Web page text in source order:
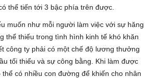
thể tiến tới 3 bậc phía trên được.
muốn như mỗi người làm việc với sự hăng
thể thiếu trong tình hình kinh tế khó khăn
công ty phải có một chế độ lương thưởng
tối thiểu và sự công bằng. Khi làm được
có nhiều con đường để khiến cho nhân